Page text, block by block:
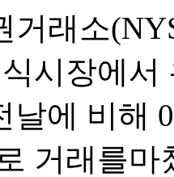
거래소
시장에
날에 비해
거래를